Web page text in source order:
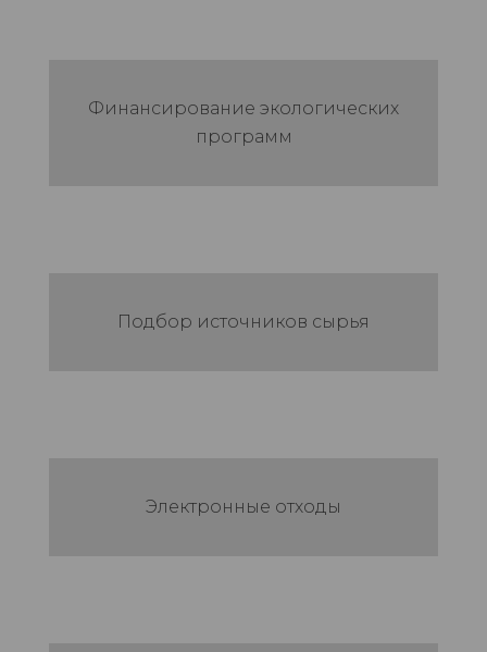
Финансирование экологических
программ
Подбор источников сырья
Электронные отходы